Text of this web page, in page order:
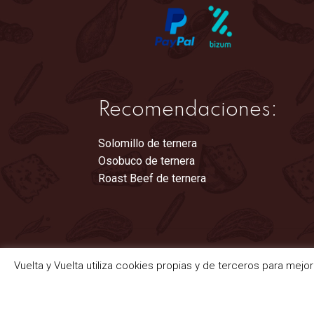
Recomendaciones:
Solomillo de ternera
Osobuco de ternera
Roast Beef de ternera
Vuelta y Vuelta utiliza cookies propias y de terceros para